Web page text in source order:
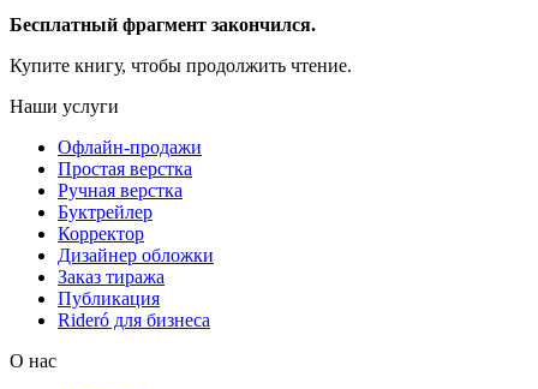
Бесплатный фрагмент закончился.
Купите книгу, чтобы продолжить чтение.
Наши услуги
Офлайн-продажи
Простая верстка
Ручная верстка
Буктрейлер
Корректор
Дизайнер обложки
Заказ тиража
Публикация
Rideró для бизнеса
О нас